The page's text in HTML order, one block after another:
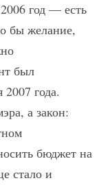
год — есть
бы желание,
был
2007 года.
а закон:
бюджет на
стало и